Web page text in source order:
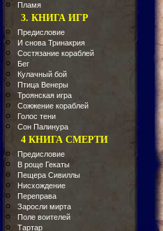
Пламя
3. КНИГА ИГР
Предисловие
И снова Тринакрия
Состязание кораблей
Бег
Кулачный бой
Птица Венеры
Троянская игра
Сожжение кораблей
Голос тени
Сон Палинура
4 КНИГА СМЕРТИ
Предисловие
В роще Гекаты
Пещера Сивиллы
Нисхождение
Переправа
Заросли мирта
Поле воителей
Тартар